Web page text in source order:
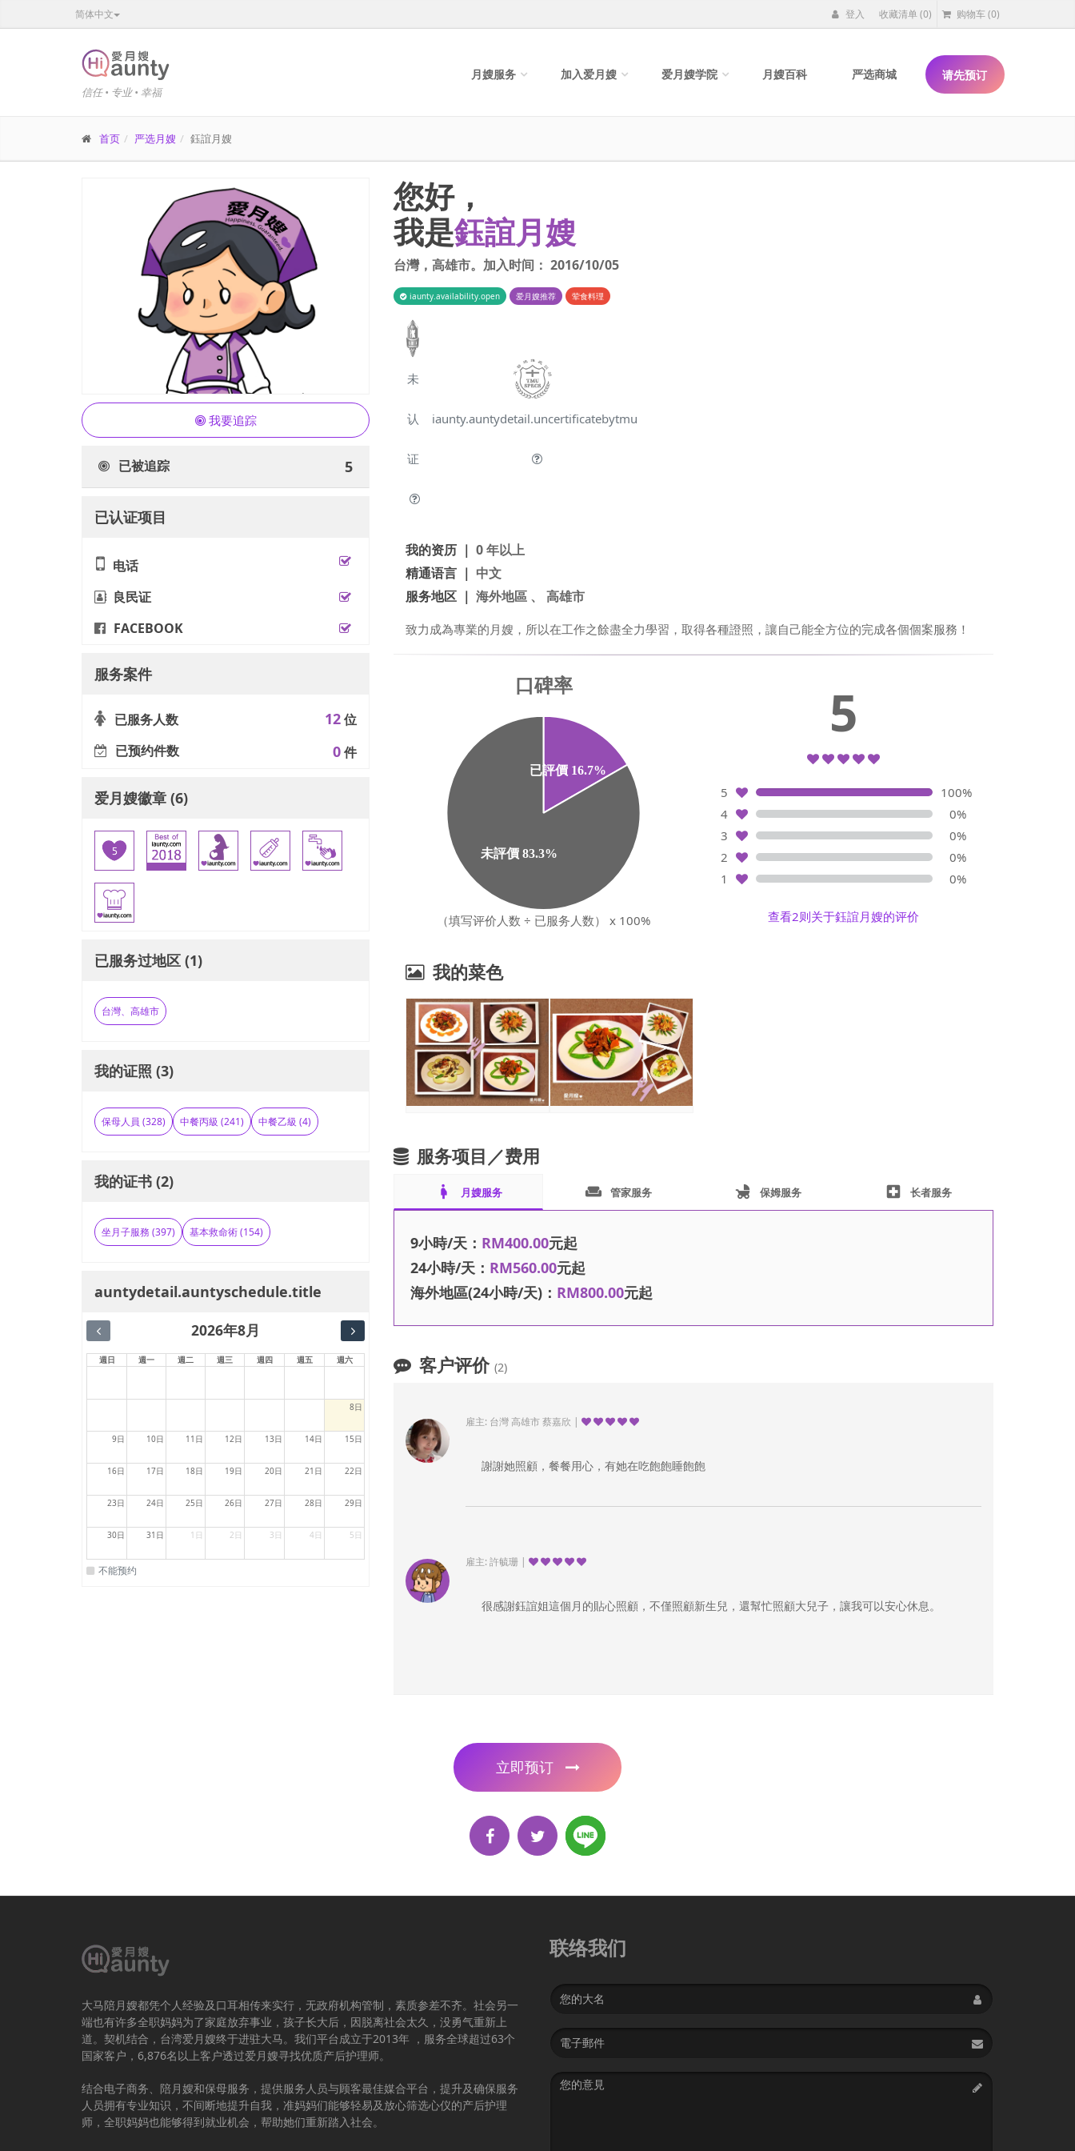
简体中文 登入 收藏清单(0) 购物车(0)
信任 • 专业 • 幸福
月嫂服务 加入爱月嫂 爱月嫂学院 月嫂百科 严选商城 请先预订
首页 严选月嫂 鈺誼月嫂
我要追踪
已被追踪 5
您好，
我是鈺誼月嫂
台灣， 高雄市。加入时间： 2016/10/05
iaunty.availability.open 爱月嫂推荐 荤食料理
未
认
证
iaunty.auntydetail.uncertificatebytmu
我的资历 ｜ 0 年以上
精通语言 ｜ 中文
服务地区 ｜ 海外地區 、 高雄市
致力成為專業的月嫂，所以在工作之餘盡全力學習，取得各種證照，讓自己能全方位的完成各個個案服務！
（填写评价人数 ÷ 已服务人数） x 100%
5
5
100%
4
0%
3
0%
2
0%
1
0%
查看2则关于鈺誼月嫂的评价
我的菜色
已认证项目
电话
良民证
FACEBOOK
服务案件
已服务人数 12位
已预约件数
0件
爱月嫂徽章 (6)
已服务过地区 (1)
台灣、高雄市
我的证照 (3)
保母人員 (328) 中餐丙級 (241) 中餐乙級 (4)
我的证书 (2)
坐月子服務 (397) 基本救命術 (154)
auntydetail.auntyschedule.title
2026年8月
週日 週一 週二 週三 週四 週五 週六
8日
9日 10日 11日 12日 13日 14日 15日
16日 17日 18日 19日 20日 21日 22日
23日 24日 25日 26日 27日 28日 29日
30日 31日 1日 2日 3日 4日 5日
不能预约
服务项目／费用
pregnant_woman 月嫂服务 weekend 管家服务 child_friendly 保姆服务 local_hospital 长者服务
9小時/天： RM400.00元起
24小時/天： RM560.00元起
海外地區(24小時/天)： RM800.00元起
客户评价 (2)
雇主: 台灣 高雄市 蔡嘉欣 |
謝謝她照顧，餐餐用心，有她在吃飽飽睡飽飽
雇主: 許毓珊 |
很感謝鈺誼姐這個月的貼心照顧，不僅照顧新生兒，還幫忙照顧大兒子，讓我可以安心休息。
立即预订
大马陪月嫂都凭个人经验及口耳相传来实行，无政府机构管制，素质参差不齐。社会另一
端也有许多全职妈妈为了家庭放弃事业，孩子长大后，因脱离社会太久，没勇气重新上
道。契机结合，台湾爱月嫂终于进驻大马。我们平台成立于2013年 ，服务全球超过63个
国家客户，6,876名以上客户透过爱月嫂寻找优质产后护理师。
结合电子商务、陪月嫂和保母服务，提供服务人员与顾客最佳媒合平台，提升及确保服务
人员拥有专业知识，不间断地提升自我，准妈妈们能够轻易及放心筛选心仪的产后护理
师，全职妈妈也能够得到就业机会，帮助她们重新踏入社会。
联络我们
Name
Email
address
Message